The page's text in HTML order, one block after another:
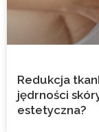
Redukcja
jędrności
estetyczna?